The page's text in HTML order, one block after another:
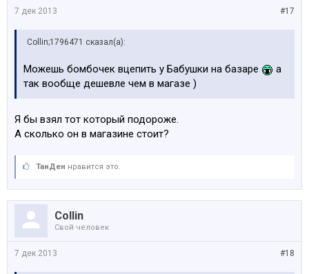
#17
7 дек 2013
Collin;1796471 сказал(а):
Можешь бомбочек вцепить у Бабушки на базаре
а
так вообще дешевле чем в магазе )
Я бы взял тот который подороже.
А сколько он в магазине стоит?
ТанДен нравится это.
Collin
Свой человек
#18
7 дек 2013